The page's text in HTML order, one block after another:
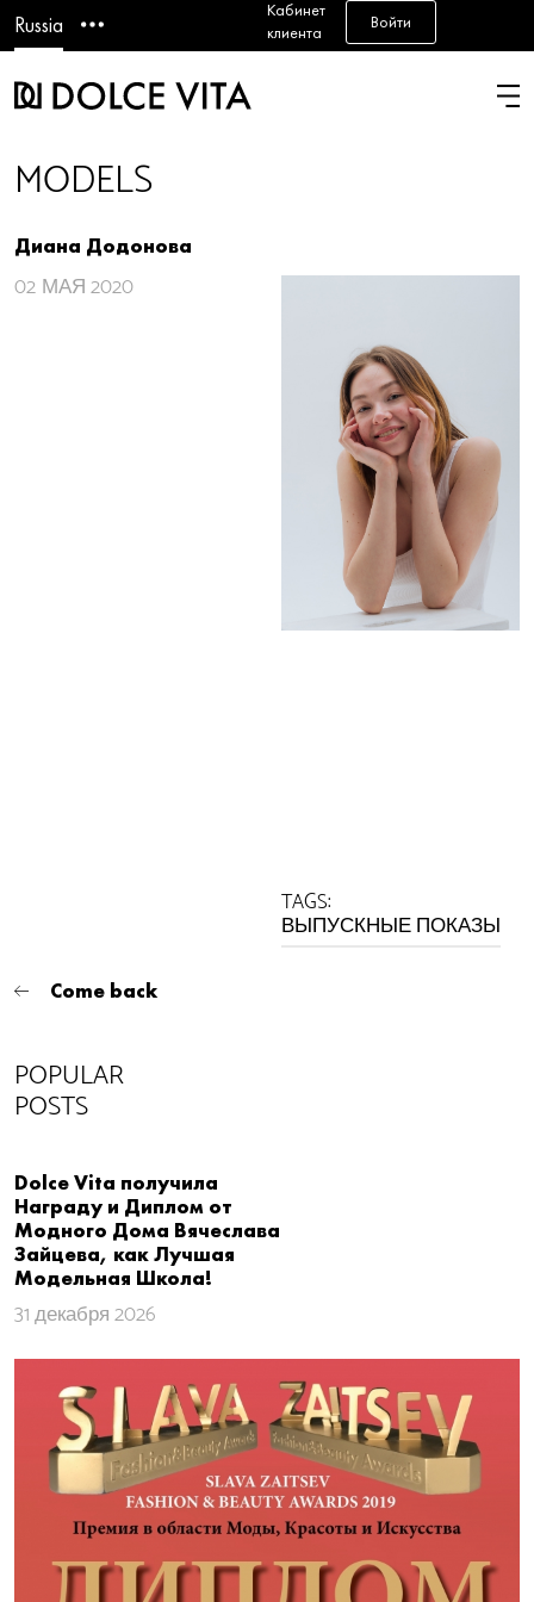
Russia
Кабинет
клиента
Войти
MODELS
Диана Додонова
02 МАЯ 2020
TAGS:
ВЫПУСКНЫЕ ПОКАЗЫ
Come back
POPULAR
POSTS
Dolce Vita получила
Награду и Диплом от
Модного Дома Вячеслава
Зайцева, как Лучшая
Модельная Школа!
31 декабря 2026